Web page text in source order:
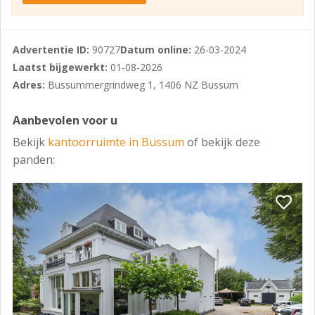
- verlichting;
- toiletvoorzieningen (kantoorgebouw gedeeld);
- netwerkbekabeling(thans aanwezig);
- scheidingswanden (thans aanwezig);
- vloer gereed voor het leggen van vloerbedekking en
thans aanwezige vloerbedekking;
- entree (gedeeld)
- lift (gedeeld)
Het aanwezige inbouwpakket in de kantoorruimtes
wordt ‘om niet’ beschikbaar gesteld, onderhoud en
Advertentie ID: 90727Datum online: 26-03-2024
Laatst bijgewerkt: 01-08-2026
Adres: Bussummergrindweg 1, 1406 NZ Bussum
Aanbevolen voor u
Bekijk kantoorruimte in Bussum of bekijk deze
panden: